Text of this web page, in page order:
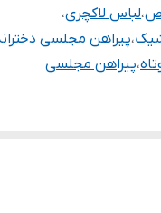
،لباس لاکچری،
،پیراهن مجلسی
،پیراهن مجلسی